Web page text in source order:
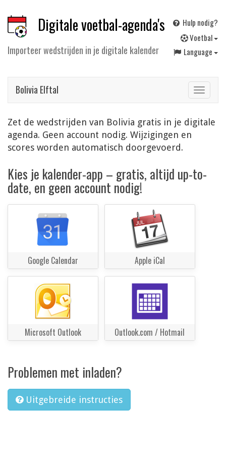
Digitale voetbal-agenda's
Importeer wedstrijden in je digitale kalender
Hulp nodig?
Voetbal
Language
Toggle
Bolivia Elftal
Zet de wedstrijden van Bolivia gratis in je digitale
agenda. Geen account nodig. Wijzigingen en
scores worden automatisch doorgevoerd.
Kies je kalender-app – gratis, altijd up-to-
date, en geen account nodig!
Google Calendar Apple iCal
Microsoft Outlook Outlook.com / Hotmail
Problemen met inladen?
Uitgebreide instructies